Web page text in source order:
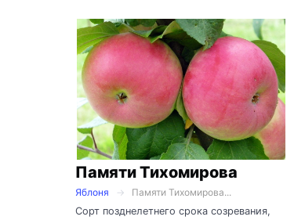
Памяти Тихомирова
Яблоня
Памяти Тихомирова...
Сорт позднелетнего срока созревания,